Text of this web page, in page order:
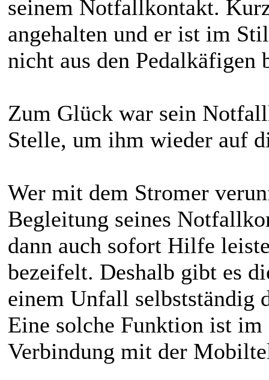
seinem Notfallkontakt.
angehalten und er ist im
nicht aus den Pedalkäfigen
Zum Glück war sein
Stelle, um ihm wieder auf
Wer mit dem Stromer
Begleitung seines
dann auch sofort Hilfe
bezeifelt. Deshalb gibt es
einem Unfall
Eine solche Funktion ist
Verbindung mit der